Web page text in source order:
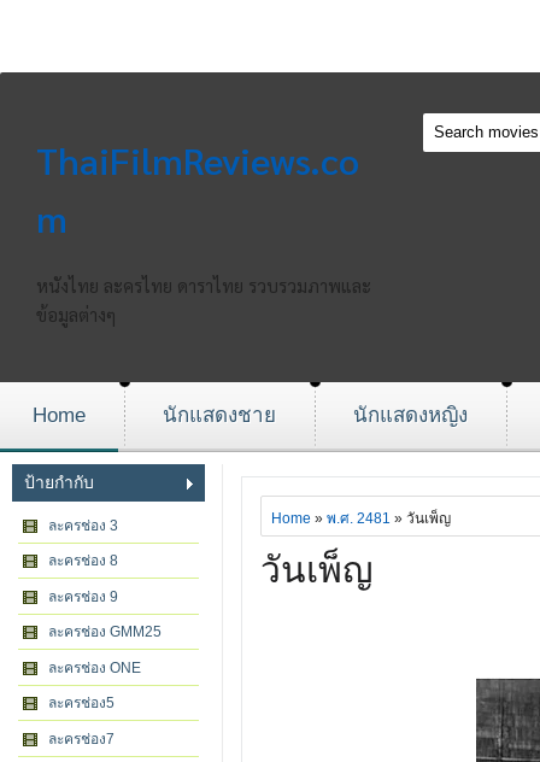
ThaiFilmReviews.co
m
หนังไทย ละครไทย ดาราไทย รวบรวมภาพและ
ข้อมูลต่างๆ
Home นักแสดงชาย นักแสดงหญิง
ป้ายกำกับ
ละครช่อง 3
ละครช่อง 8
ละครช่อง 9
ละครช่อง GMM25
ละครช่อง ONE
ละครช่อง5
ละครช่อง7
Home » พ.ศ. 2481 » วันเพ็ญ
วันเพ็ญ